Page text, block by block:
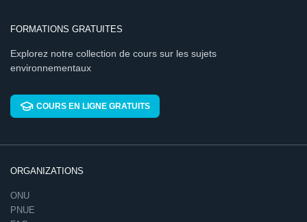
FORMATIONS GRATUITES
Explorez notre collection de cours sur les sujets
environnementaux
COURS EN LIGNE GRATUITS
ORGANIZATIONS
ONU
PNUE